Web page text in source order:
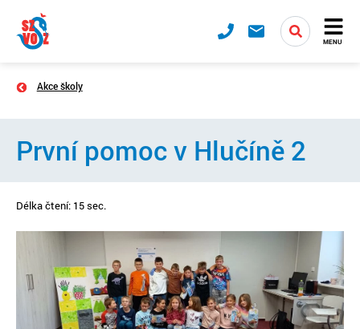
MENU
Akce školy
První pomoc v Hlučíně 2
Délka čtení: 15 sec.